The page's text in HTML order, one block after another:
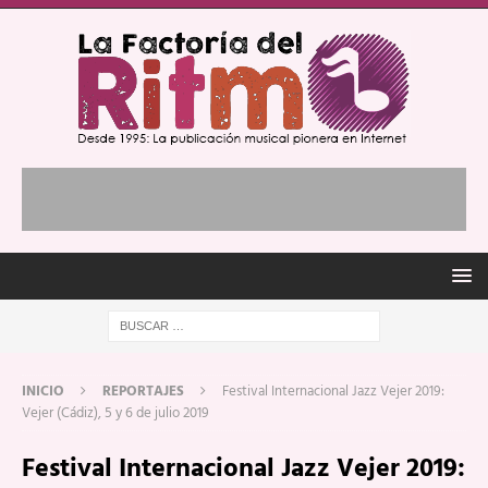
INICIO REPORTAJES
Festival Internacional Jazz Vejer 2019:
Vejer (Cádiz), 5 y 6 de julio 2019
Festival Internacional Jazz Vejer 2019: